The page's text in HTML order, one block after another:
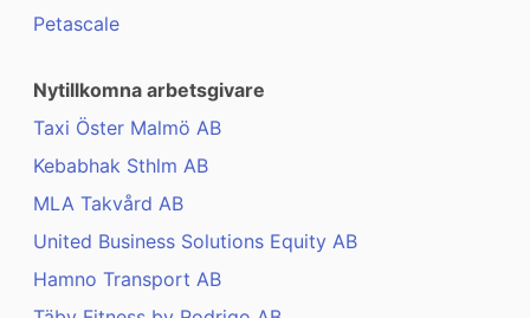
Petascale
Nytillkomna arbetsgivare
Taxi Öster Malmö AB
Kebabhak Sthlm AB
MLA Takvård AB
United Business Solutions Equity AB
Hamno Transport AB